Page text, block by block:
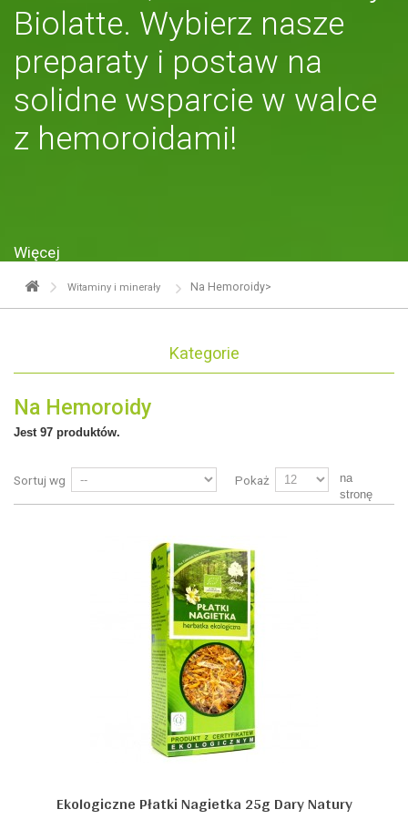
Biolatte. Wybierz nasze
preparaty i postaw na
solidne wsparcie w walce
z hemoroidami!
Więcej
Witaminy i minerały Na Hemoroidy>
Kategorie
Na Hemoroidy
Jest 97 produktów.
Sortuj wg Pokaż
na
stronę
Ekologiczne Płatki Nagietka 25g Dary Natury